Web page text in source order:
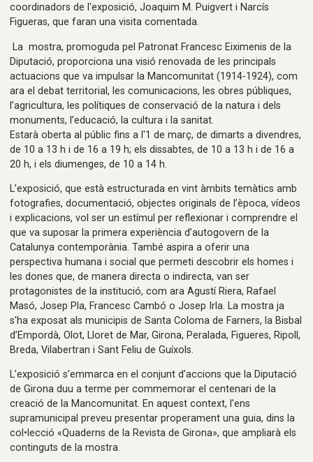
coordinadors de l'exposició, Joaquim M. Puigvert i Narcís
Figueras, que faran una visita comentada.
La mostra, promoguda pel Patronat Francesc Eiximenis de la
Diputació, proporciona una visió renovada de les principals
actuacions que va impulsar la Mancomunitat (1914-1924), com
ara el debat territorial, les comunicacions, les obres públiques,
l’agricultura, les polítiques de conservació de la natura i dels
monuments, l’educació, la cultura i la sanitat.
Estarà oberta al públic fins a l'1 de març, de dimarts a divendres,
de 10 a 13 h i de 16 a 19 h; els dissabtes, de 10 a 13 h i de 16 a
20 h, i els diumenges, de 10 a 14 h.
L’exposició, que està estructurada en vint àmbits temàtics amb
fotografies, documentació, objectes originals de l’època, vídeos
i explicacions, vol ser un estímul per reflexionar i comprendre el
que va suposar la primera experiència d’autogovern de la
Catalunya contemporània. També aspira a oferir una
perspectiva humana i social que permeti descobrir els homes i
les dones que, de manera directa o indirecta, van ser
protagonistes de la institució, com ara Agustí Riera, Rafael
Masó, Josep Pla, Francesc Cambó o Josep Irla. La mostra ja
s'ha exposat als municipis de Santa Coloma de Farners, la Bisbal
d’Empordà, Olot, Lloret de Mar, Girona, Peralada, Figueres, Ripoll,
Breda, Vilabertran i Sant Feliu de Guíxols.
L’exposició s’emmarca en el conjunt d’accions que la Diputació
de Girona duu a terme per commemorar el centenari de la
creació de la Mancomunitat. En aquest context, l’ens
supramunicipal preveu presentar properament una guia, dins la
col•lecció «Quaderns de la Revista de Girona», que ampliarà els
continguts de la mostra.